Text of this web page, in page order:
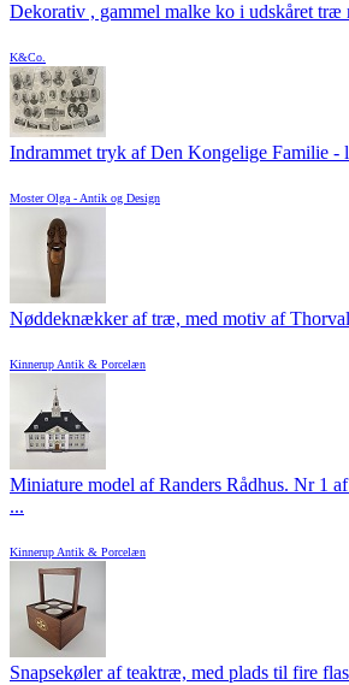
Dekorativ , gammel malke ko i udskåret træ
K&Co.
Indrammet tryk af Den Kongelige Familie -
Moster Olga - Antik og Design
Nøddeknækker af træ, med motiv af
Kinnerup Antik & Porcelæn
Miniature model af Randers Rådhus. Nr 1
...
Kinnerup Antik & Porcelæn
Snapsekøler af teaktræ, med plads til fire